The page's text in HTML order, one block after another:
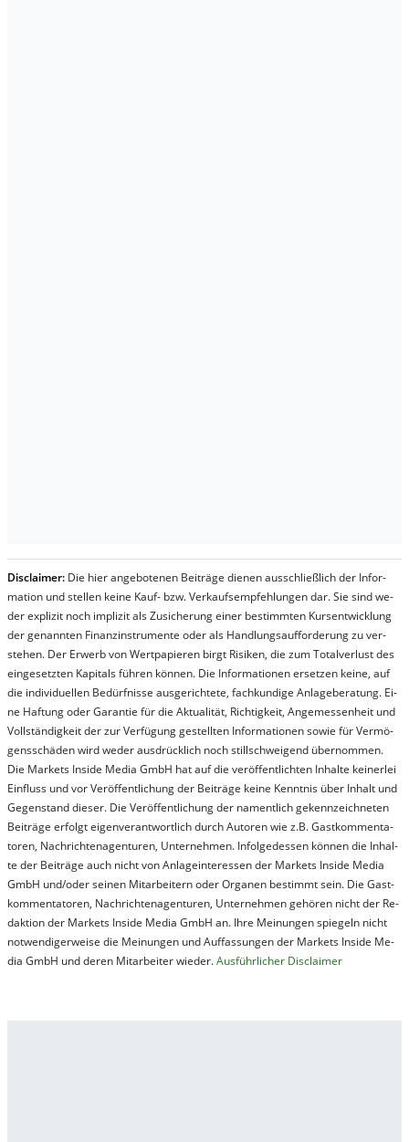
Dis­clai­mer: Die hier an­ge­bo­te­nen Bei­trä­ge die­nen aus­schließ­lich der In­for­
ma­t­ion und stel­len kei­ne Kauf- bzw. Ver­kaufs­em­pfeh­lung­en dar. Sie sind we­
der ex­pli­zit noch im­pli­zit als Zu­sich­er­ung ei­ner be­stim­mt­en Kurs­ent­wick­lung
der ge­nan­nt­en Fi­nanz­in­stru­men­te oder als Handl­ungs­auf­for­der­ung zu ver­
steh­en. Der Er­werb von Wert­pa­pier­en birgt Ri­si­ken, die zum To­tal­ver­lust des
ein­ge­setz­ten Ka­pi­tals füh­ren kön­nen. Die In­for­ma­tion­en er­setz­en kei­ne, auf
die in­di­vi­du­el­len Be­dür­fnis­se aus­ge­rich­te­te, fach­kun­di­ge An­la­ge­be­ra­tung. Ei­
ne Haf­tung oder Ga­ran­tie für die Ak­tu­ali­tät, Rich­tig­keit, An­ge­mes­sen­heit und
Vol­lständ­ig­keit der zur Ver­fü­gung ge­stel­lt­en In­for­ma­tion­en so­wie für Ver­mö­
gens­schä­den wird we­der aus­drück­lich noch stil­lschwei­gend über­nom­men.
Die Mar­kets In­side Me­dia GmbH hat auf die ver­öf­fent­lich­ten In­hal­te kei­ner­lei
Ein­fluss und vor Ver­öf­fent­lich­ung der Bei­trä­ge kei­ne Ken­nt­nis über In­halt und
Ge­gen­stand die­ser. Die Ver­öf­fent­lich­ung der na­ment­lich ge­kenn­zeich­net­en
Bei­trä­ge er­folgt ei­gen­ver­ant­wort­lich durch Au­tor­en wie z.B. Gast­kom­men­ta­
tor­en, Nach­richt­en­ag­en­tur­en, Un­ter­neh­men. In­fol­ge­des­sen kön­nen die In­hal­
te der Bei­trä­ge auch nicht von An­la­ge­in­te­res­sen der Mar­kets In­side Me­dia
GmbH und/oder sei­nen Mit­ar­bei­tern oder Or­ga­nen be­stim­mt sein. Die Gast­
kom­men­ta­tor­en, Nach­rich­ten­ag­en­tur­en, Un­ter­neh­men ge­hör­en nicht der Re­
dak­tion der Mar­kets In­side Me­dia GmbH an. Ihre Mei­nung­en spie­geln nicht
not­wen­di­ger­wei­se die Mei­nung­en und Auf­fas­sung­en der Mar­kets In­side Me­
dia GmbH und de­ren Mit­ar­bei­ter wie­der.Aus­führ­lich­er Dis­clai­mer